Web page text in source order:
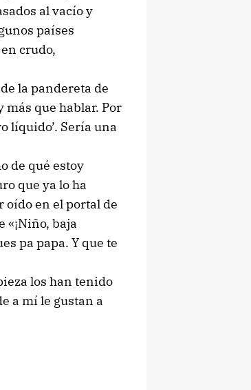
al vacío y
países
crudo,
la pandereta de
más que hablar. Por
líquido’. Sería una
de qué estoy
que ya lo ha
oído en el portal de
«¡Niño, baja
pa papa. Y que te
los han tenido
a mí le gustan a